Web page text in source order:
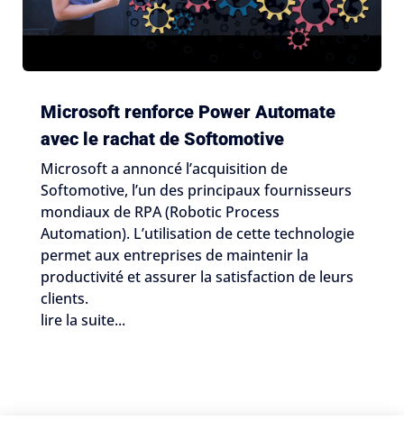
Microsoft renforce Power Automate
avec le rachat de Softomotive
Microsoft a annoncé l’acquisition de
Softomotive, l’un des principaux fournisseurs
mondiaux de RPA (Robotic Process
Automation). L’utilisation de cette technologie
permet aux entreprises de maintenir la
productivité et assurer la satisfaction de leurs
clients.
lire la suite...